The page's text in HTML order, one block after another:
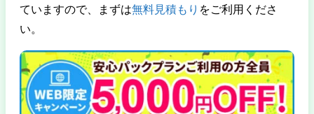
ていますので、まずは無料見積もり をご利用くださ
い。